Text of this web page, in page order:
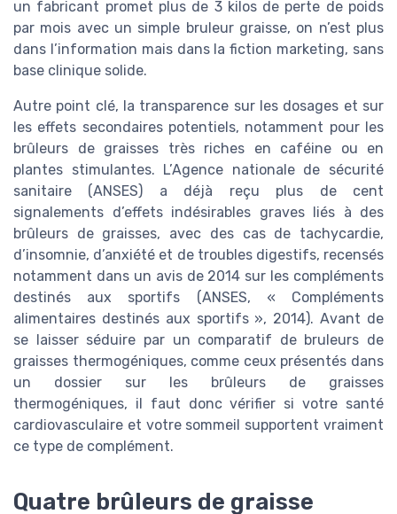
un fabricant promet plus de 3 kilos de perte de poids
par mois avec un simple bruleur graisse, on n’est plus
dans l’information mais dans la fiction marketing, sans
base clinique solide.
Autre point clé, la transparence sur les dosages et sur
les effets secondaires potentiels, notamment pour les
brûleurs de graisses très riches en caféine ou en
plantes stimulantes. L’Agence nationale de sécurité
sanitaire (ANSES) a déjà reçu plus de cent
signalements d’effets indésirables graves liés à des
brûleurs de graisses, avec des cas de tachycardie,
d’insomnie, d’anxiété et de troubles digestifs, recensés
notamment dans un avis de 2014 sur les compléments
destinés aux sportifs (ANSES, « Compléments
alimentaires destinés aux sportifs », 2014). Avant de
se laisser séduire par un comparatif de bruleurs de
graisses thermogéniques, comme ceux présentés dans
un dossier sur les brûleurs de graisses
thermogéniques, il faut donc vérifier si votre santé
cardiovasculaire et votre sommeil supportent vraiment
ce type de complément.
Quatre brûleurs de graisse